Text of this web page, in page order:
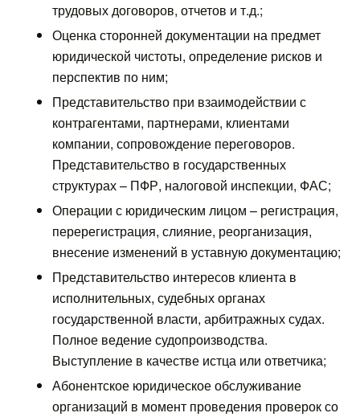
трудовых договоров, отчетов и т.д.;
Оценка сторонней документации на предмет
юридической чистоты, определение рисков и
перспектив по ним;
Представительство при взаимодействии с
контрагентами, партнерами, клиентами
компании, сопровождение переговоров.
Представительство в государственных
структурах – ПФР, налоговой инспекции, ФАС;
Операции с юридическим лицом – регистрация,
перерегистрация, слияние, реорганизация,
внесение изменений в уставную документацию;
Представительство интересов клиента в
исполнительных, судебных органах
государственной власти, арбитражных судах.
Полное ведение судопроизводства.
Выступление в качестве истца или ответчика;
Абонентское юридическое обслуживание
организаций в момент проведения проверок со